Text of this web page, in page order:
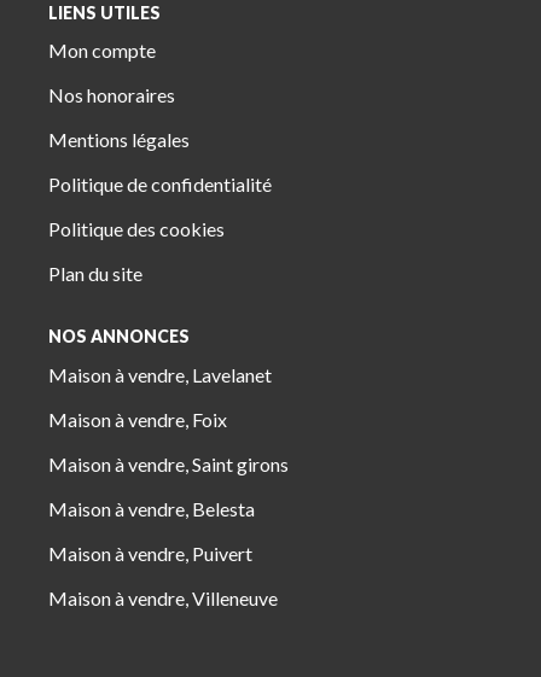
LIENS UTILES
Mon compte
Nos honoraires
Mentions légales
Politique de confidentialité
Politique des cookies
Plan du site
NOS ANNONCES
Maison à vendre, Lavelanet
Maison à vendre, Foix
Maison à vendre, Saint girons
Maison à vendre, Belesta
Maison à vendre, Puivert
Maison à vendre, Villeneuve